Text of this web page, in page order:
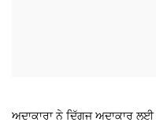
ਅਦਾਕਾਰਾ ਨੇ ਦਿੱਗਜ ਅਦਾਕਾਰ